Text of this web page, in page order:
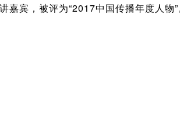
宾，被评为“2017中国传播年度人物